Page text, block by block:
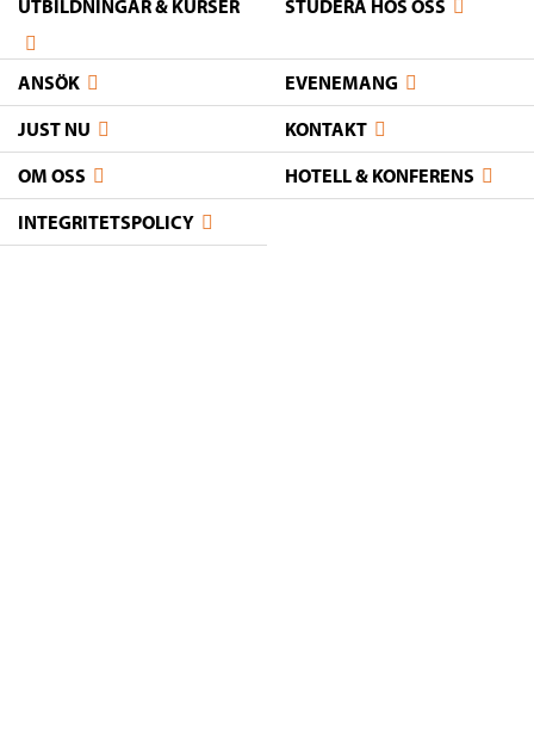
UTBILDNINGAR & KURSER STUDERA HOS OSS
ANSÖK
EVENEMANG
JUST NU
KONTAKT
OM OSS
HOTELL & KONFERENS
INTEGRITETSPOLICY